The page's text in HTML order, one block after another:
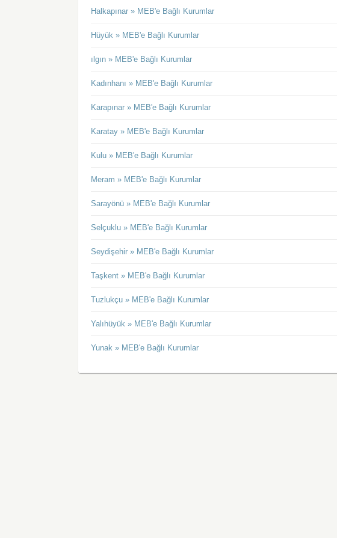
Halkapınar » MEB'e Bağlı Kurumlar
Hüyük » MEB'e Bağlı Kurumlar
ılgın » MEB'e Bağlı Kurumlar
Kadınhanı » MEB'e Bağlı Kurumlar
Karapınar » MEB'e Bağlı Kurumlar
Karatay » MEB'e Bağlı Kurumlar
Kulu » MEB'e Bağlı Kurumlar
Meram » MEB'e Bağlı Kurumlar
Sarayönü » MEB'e Bağlı Kurumlar
Selçuklu » MEB'e Bağlı Kurumlar
Seydişehir » MEB'e Bağlı Kurumlar
Taşkent » MEB'e Bağlı Kurumlar
Tuzlukçu » MEB'e Bağlı Kurumlar
Yalıhüyük » MEB'e Bağlı Kurumlar
Yunak » MEB'e Bağlı Kurumlar